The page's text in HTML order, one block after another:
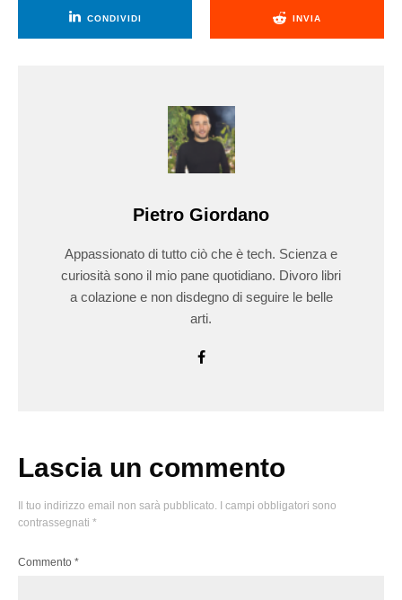
CONDIVIDI INVIA
Pietro Giordano
Appassionato di tutto ciò che è tech. Scienza e
curiosità sono il mio pane quotidiano. Divoro libri
a colazione e non disdegno di seguire le belle
arti.
Lascia un commento
Il tuo indirizzo email non sarà pubblicato.
I campi obbligatori sono
contrassegnati *
Commento *